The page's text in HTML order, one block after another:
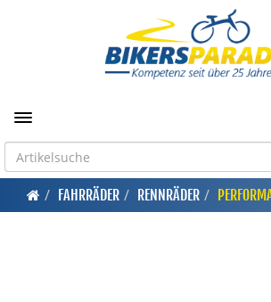
Toggle navigation
FAHRRÄDER RENNRÄDER